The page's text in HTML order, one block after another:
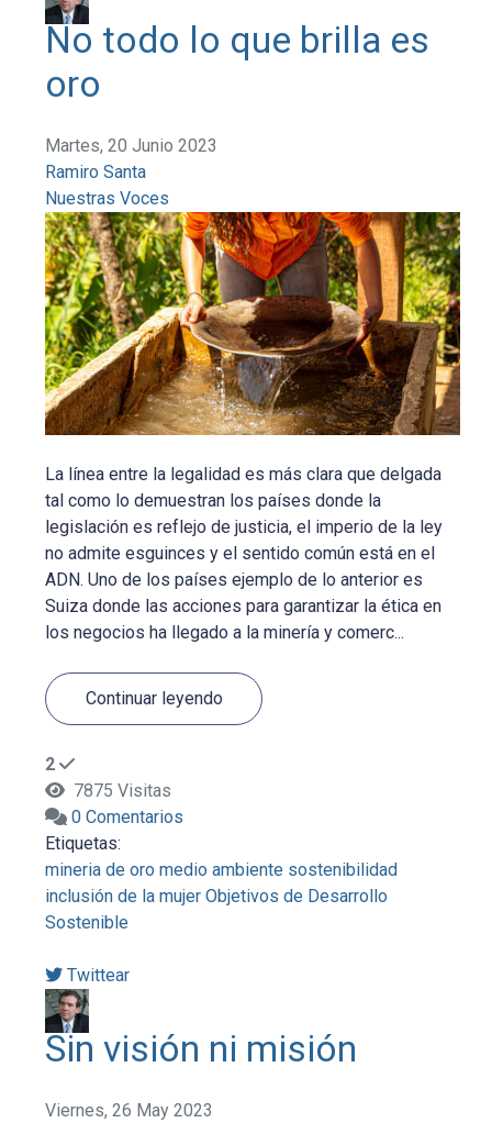
No todo lo que brilla es
oro
Martes, 20 Junio 2023
Ramiro Santa
Nuestras Voces
La línea entre la legalidad es más clara que delgada
tal como lo demuestran los países donde la
legislación es reflejo de justicia, el imperio de la ley
no admite esguinces y el sentido común está en el
ADN. Uno de los países ejemplo de lo anterior es
Suiza donde las acciones para garantizar la ética en
los negocios ha llegado a la minería y comerc...
Continuar leyendo
2
7875 Visitas
0 Comentarios
Etiquetas:
mineria de oro medio ambiente sostenibilidad
inclusión de la mujer Objetivos de Desarrollo
Sostenible
Twittear
Sin visión ni misión
Viernes, 26 May 2023